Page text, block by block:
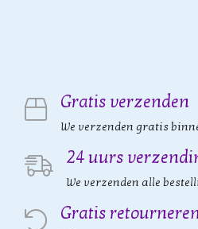
Gratis verzenden
We verzenden gratis
24 uurs
We verzenden alle
Gratis